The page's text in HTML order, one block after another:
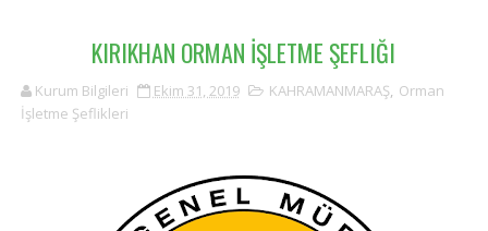
KIRIKHAN ORMAN İŞLETME ŞEFLIĞI
Kurum Bilgileri Ekim 31, 2019 KAHRAMANMARAŞ, Orman
İşletme Şeflikleri